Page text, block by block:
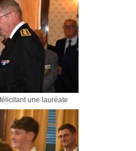
une lauréate